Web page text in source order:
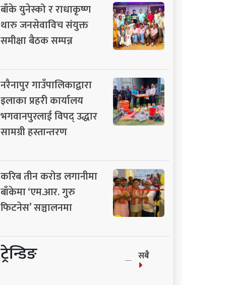
बाँके युनेस्को र राधाकृष्ण
थारु जनसेवाविच संयुक्त
समीक्षा बैठक सम्पन्न
नरैनापुर गाउँपालिकाद्वारा
इलाका प्रहरी कार्यालय
भगवानपुरलाई विपद् उद्धार
सामग्री हस्तान्तरण
करिब तीन करोड लगानीमा
बाँकेमा ‘एम.आर. गुरु
फिटनेस’ सञ्चालनमा
ट्रेन्डिङ सबै